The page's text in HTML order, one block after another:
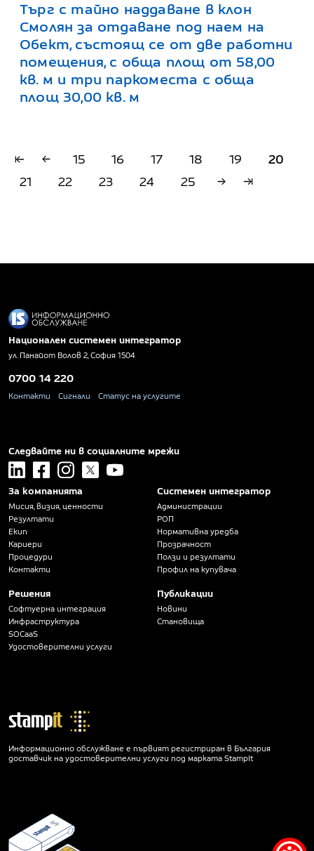
Търг с тайно наддаване в клон
Смолян за отдаване под наем на
Обект, състоящ се от две работни
помещения, с обща площ от 58,00
кв. м и три паркоместа с обща
площ 30,00 кв. м
15 16 17 18 19
20
21
22 23 24 25
Национален системен интегратор
ул. Панайот Волов 2, София 1504
0700 14 220
Контакти Сигнали Статус на услугите
Следвайте ни в социалните мрежи
linkedin facebookinstagram
x youtube
За компанията
Мисия, визия, ценности
Резултати
Екип
Кариери
Процедури
Контакти
Решения
Софтуерна интеграция
Инфраструктура
SOCaaS
Удостоверителни услуги
Системен интегратор
Администрации
РОП
Нормативна уредба
Прозрачност
Ползи и резултати
Профил на купувача
Публикации
Новини
Становища
Информационно обслужване е първият регистриран в България
доставчик на удостоверителни услуги под марката StampIt